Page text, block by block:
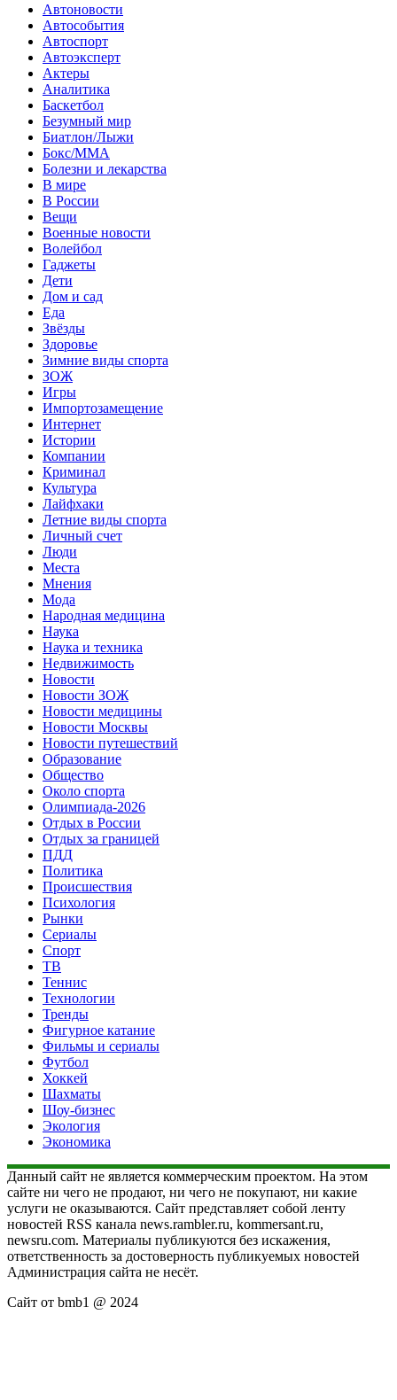
Автоновости
Автособытия
Автоспорт
Автоэксперт
Актеры
Аналитика
Баскетбол
Безумный мир
Биатлон/Лыжи
Бокс/MMA
Болезни и лекарства
В мире
В России
Вещи
Военные новости
Волейбол
Гаджеты
Дети
Дом и сад
Еда
Звёзды
Здоровье
Зимние виды спорта
ЗОЖ
Игры
Импортозамещение
Интернет
Истории
Компании
Криминал
Культура
Лайфхаки
Летние виды спорта
Личный счет
Люди
Места
Мнения
Мода
Народная медицина
Наука
Наука и техника
Недвижимость
Новости
Новости ЗОЖ
Новости медицины
Новости Москвы
Новости путешествий
Образование
Общество
Около спорта
Олимпиада-2026
Отдых в России
Отдых за границей
ПДД
Политика
Происшествия
Психология
Рынки
Сериалы
Спорт
ТВ
Теннис
Технологии
Тренды
Фигурное катание
Фильмы и сериалы
Футбол
Хоккей
Шахматы
Шоу-бизнес
Экология
Экономика
Данный сайт не является коммерческим проектом. На этом
сайте ни чего не продают, ни чего не покупают, ни какие
услуги не оказываются. Сайт представляет собой ленту
новостей RSS канала news.rambler.ru, kommersant.ru,
newsru.com. Материалы публикуются без искажения,
ответственность за достоверность публикуемых новостей
Администрация сайта не несёт.
Сайт от bmb1 @ 2024